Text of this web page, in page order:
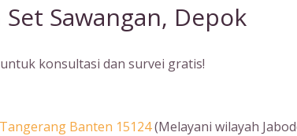
Sawangan, Depok
konsultasi dan survei gratis!
Banten 15124(Melayani wilayah